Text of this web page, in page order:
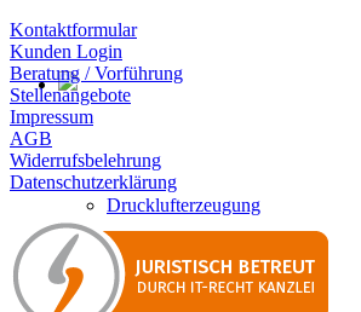
Drucklufterzeugung
Kontaktformular
Kunden Login
Beratung / Vorführung
Stellenangebote
Impressum
AGB
Widerrufsbelehrung
Datenschutzerklärung